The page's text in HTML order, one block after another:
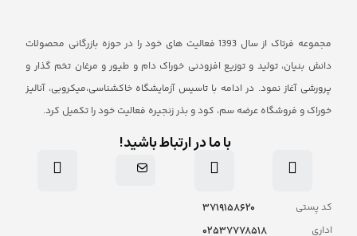
مجموعه فرتاک از سال 1393 فعالیت های خود را در حوزه بازرگانی محصولات
دانش بنیان، تولید و توزیع افزودنی خوراک دام و طیور و مرغان تخم گذار و
پرورشی آغاز نمود. در ادامه با تاسیس آزمایشگاه خاکشناسی،میکروبی، آنالیز
خوراک و فروشگاه عرضه سم، کود و بذر زنجیره فعالیت خود را تکمیل کرد.
با ما در ارتباط باشید!
کد پستی
اداری
۳۷۱۹۱۵۸۶۲۰
۰۲۵۳۷۷۷۸۵۱۸